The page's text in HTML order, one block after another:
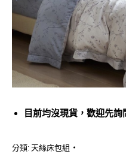
目前均沒現貨，歡迎先詢
分類: 天絲床包組